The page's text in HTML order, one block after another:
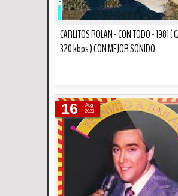
CARLITOS ROLAN - CON TODO - 1981 (
320 kbps ) CON MEJOR SONIDO
16
Aug
2023